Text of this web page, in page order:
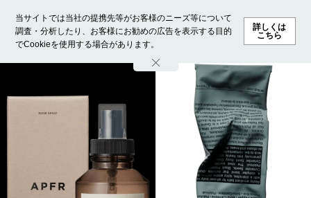
当サイトでは当社の提携先等がお客様のニーズ等について
調査・分析したり、お客様にお勧めの広告を表示する目的
でCookieを使用する場合があります。
詳しくは
こちら
ホーム モデル募集 ランキング ファッション ビューテ